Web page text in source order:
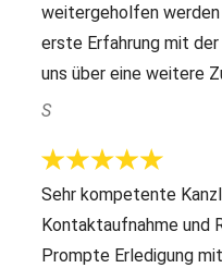
weitergeholfen
erste Erfahrung mit
uns über eine weitere
S
Sehr kompetente
Kontaktaufnahme und
Prompte Erledigung